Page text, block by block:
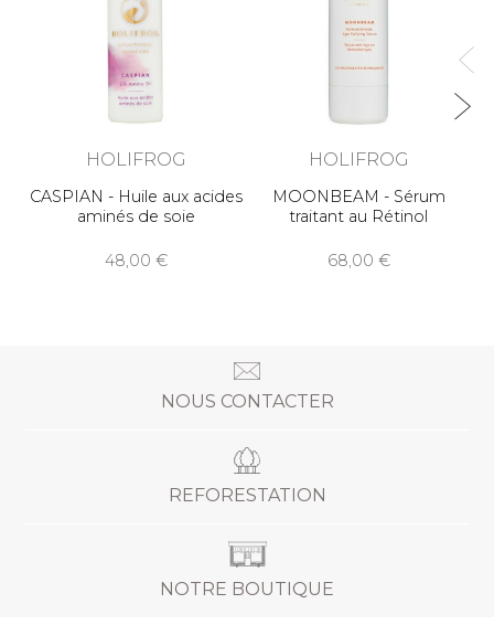
HOLIFROG
CASPIAN - Huile aux acides
aminés de soie
48,00
HOLIFROG
MOONBEAM - Sérum
traitant au Rétinol
68,00
NOUS CONTACTER
REFORESTATION
NOTRE BOUTIQUE